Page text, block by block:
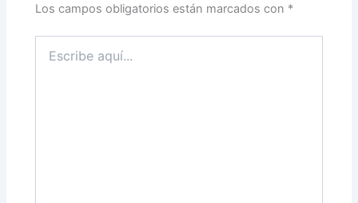
Los campos obligatorios están marcados con *
aquí...